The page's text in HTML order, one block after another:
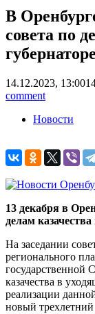
В
совета по
губернаторе
14.12.2023, 13:00
comment
Новости
13 декабря в
делам
На заседании
регионального
государственной
казачества в
реализации
новый